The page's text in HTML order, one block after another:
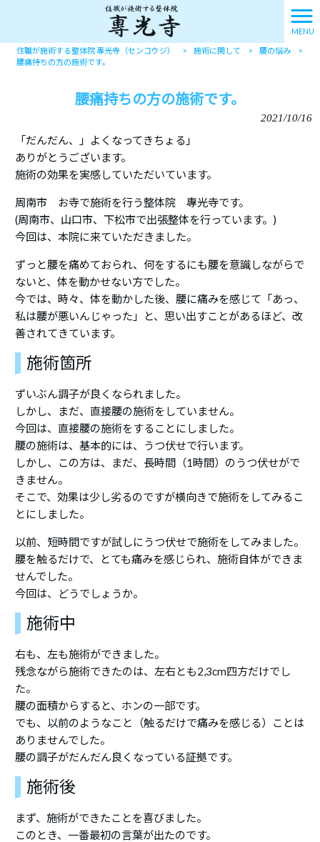
MENU
住職が施術する整体院 專光寺（センコウジ） > 施術に関して > 腰の悩み
>
腰痛持ちの方の施術です。
腰痛持ちの方の施術です。
2021/10/16
「だんだん、」よくなってきちょる」
ありがとうございます。
施術の効果を実感していただいています。
周南市 お寺で施術を行う整体院 專光寺です。
(周南市、山口市、下松市で出張整体を行っています。)
今回は、本院に来ていただきました。
ずっと腰を痛めておられ、何をするにも腰を意識しながらで
ないと、体を動かせない方でした。
今では、時々、体を動かした後、腰に痛みを感じて「あっ、
私は腰が悪いんじゃった」と、思い出すことがあるほど、改
善されてきています。
施術箇所
ずいぶん調子が良くなられました。
しかし、まだ、直接腰の施術をしていません。
今回は、直接腰の施術をすることにしました。
腰の施術は、基本的には、うつ伏せで行います。
しかし、この方は、まだ、長時間（1時間）のうつ伏せがで
きません。
そこで、効果は少し劣るのですが横向きで施術をしてみるこ
とにしました。
以前、短時間ですが試しにうつ伏せで施術をしてみました。
腰を触るだけで、とても痛みを感じられ、施術自体ができま
せんでした。
今回は、どうでしょうか。
施術中
右も、左も施術ができました。
残念ながら施術できたのは、左右とも2,3cm四方だけでし
た。
腰の面積からすると、ホンの一部です。
でも、以前のようなこと（触るだけで痛みを感じる）ことは
ありませんでした。
腰の調子がだんだん良くなっている証拠です。
施術後
まず、施術ができたことを喜びました。
このとき、一番最初の言葉が出たのです。